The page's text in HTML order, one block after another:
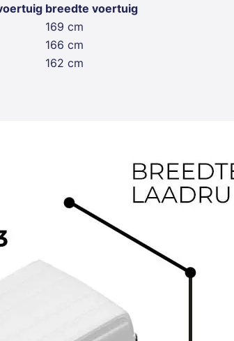
breedte voertuig
169 cm
166 cm
162 cm